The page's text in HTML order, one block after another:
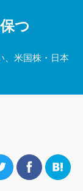
つ
、米国株・日本